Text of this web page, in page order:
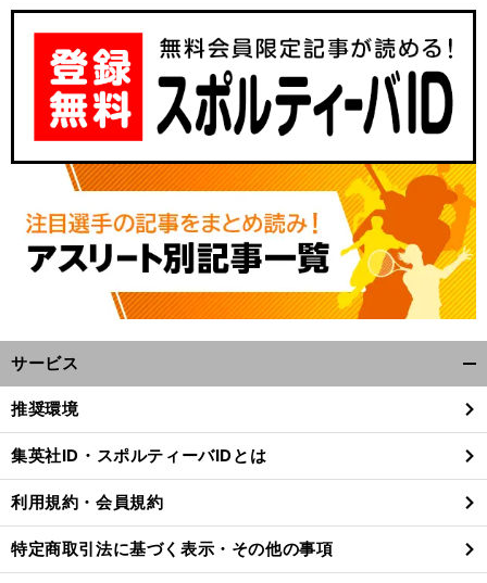
16
前
サービス
閉
る
推奨環境
集英社ID・スポルティーバIDとは
利用規約・会員規約
特定商取引法に基づく表示・その他の事項